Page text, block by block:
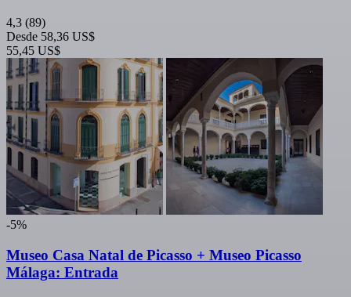
4,3 (89)
Desde 58,36 US$
55,45 US$
-5%
Museo Casa Natal de Picasso + Museo Picasso
Málaga: Entrada